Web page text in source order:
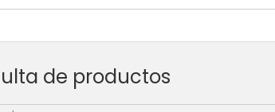
de productos